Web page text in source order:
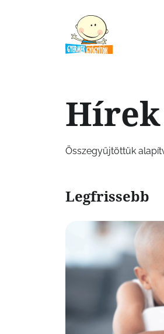
Hírek
Összegyűjtöttük
Legfrissebb